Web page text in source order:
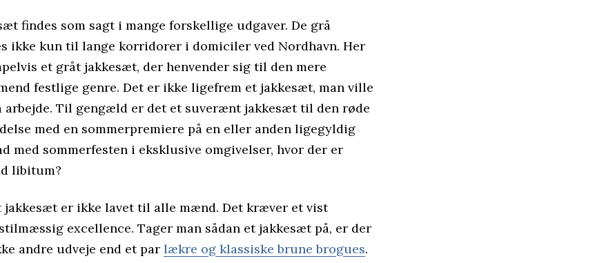
findes som sagt i mange forskellige udgaver. De grå
ikke kun til lange korridorer i domiciler ved Nordhavn. Her
et gråt jakkesæt, der henvender sig til den mere
festlige genre. Det er ikke ligefrem et jakkesæt, man ville
arbejde. Til gengæld er det et suverænt jakkesæt til den røde
med en sommerpremiere på en eller anden ligegyldig
med sommerfesten i eksklusive omgivelser, hvor der er
libitum?
jakkesæt er ikke lavet til alle mænd. Det kræver et vist
excellence. Tager man sådan et jakkesæt på, er der
andre udveje end et par lækre og klassiske brune brogues.